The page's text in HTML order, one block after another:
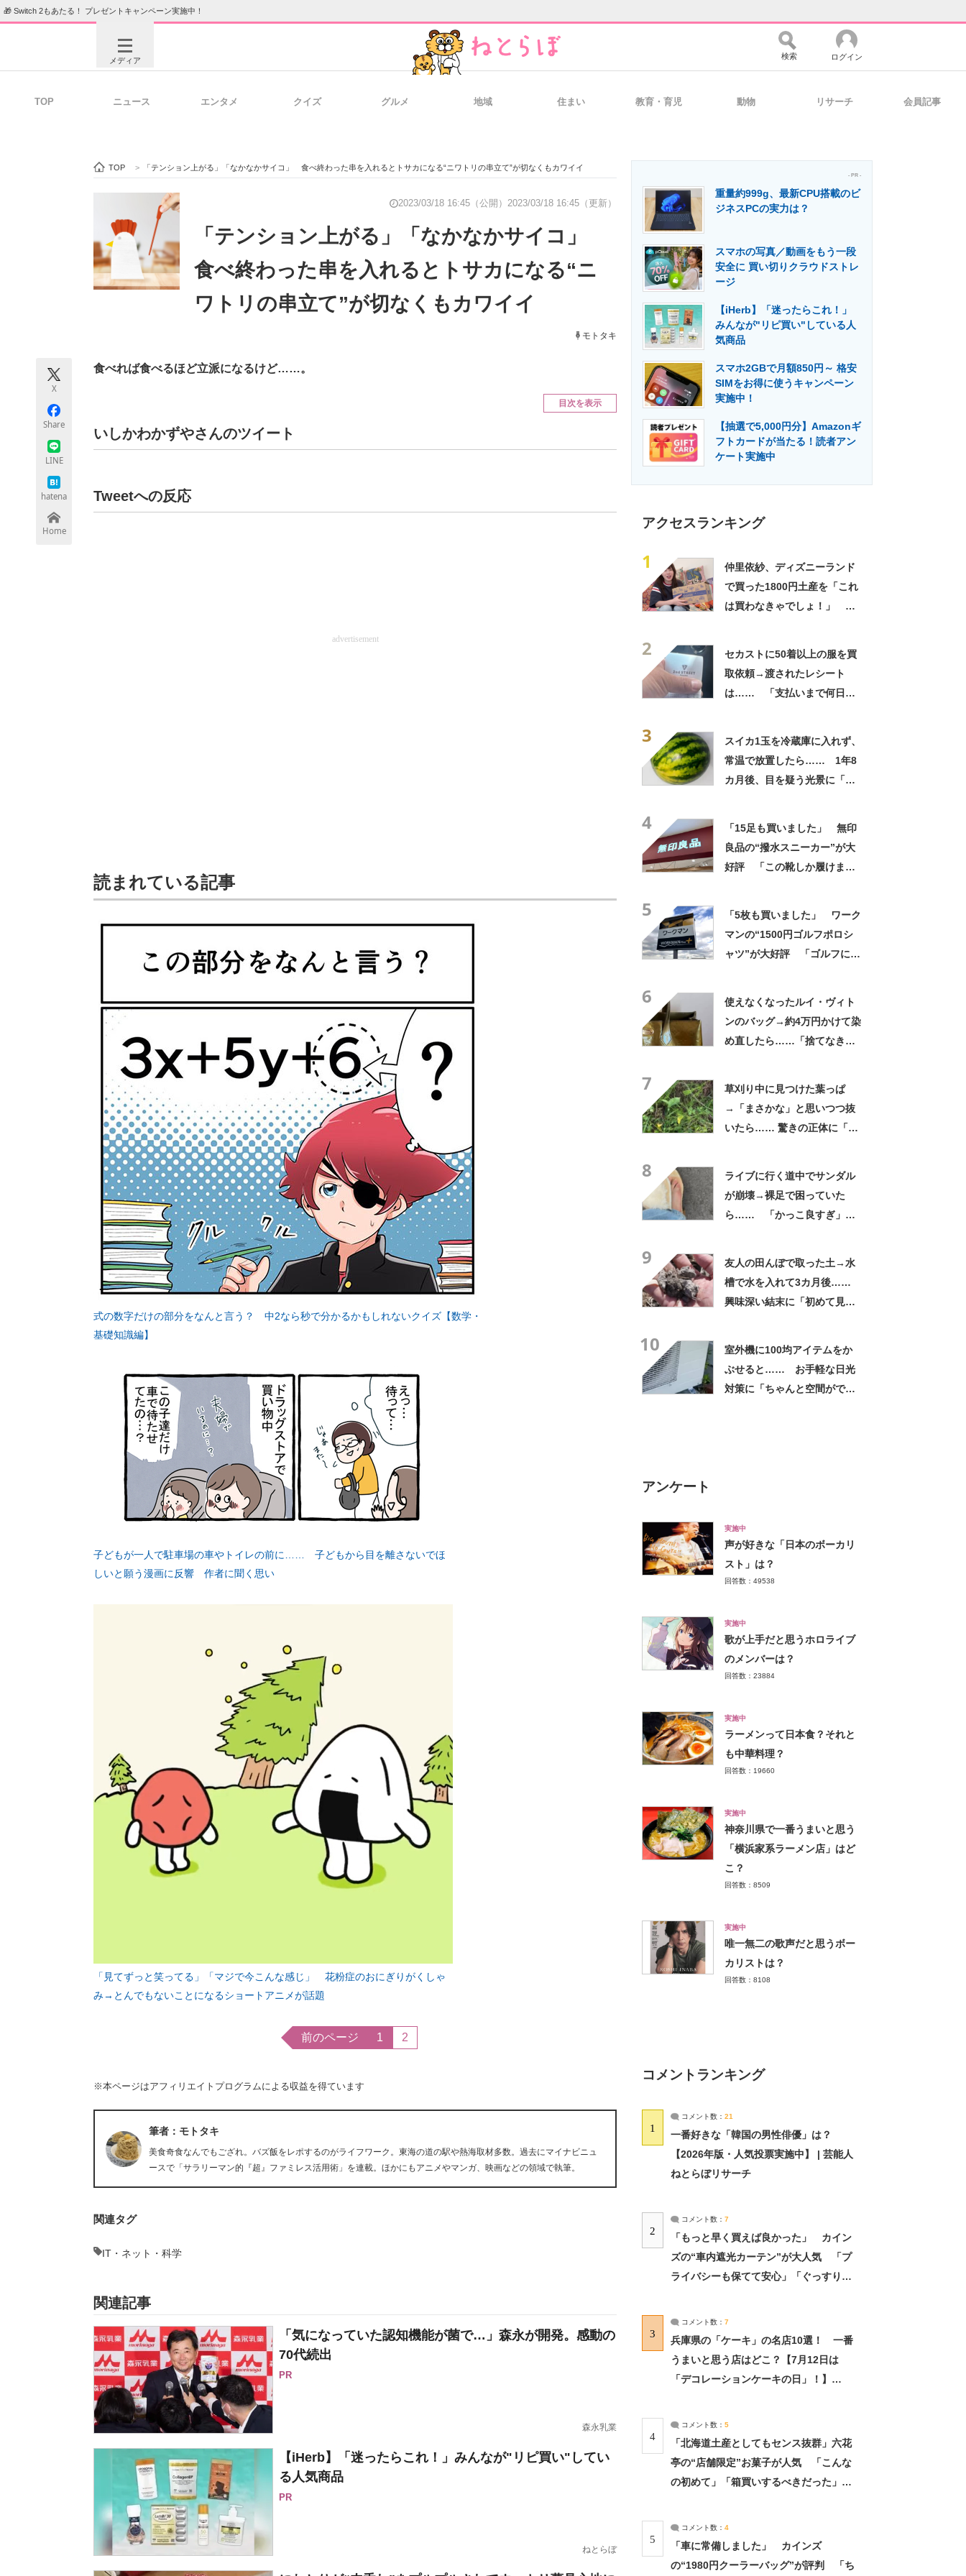
🎁 Switch 2もあたる！ プレゼントキャンペーン実施中！
メディア
ビジネスと働き方のヒント 経営リーダーのコミュニティ マーケ×ITの今がよく分かる
ITエンジニア向け専門サイト 企業向けIT製品の総合サイト IT製品の技術・比較・事例 製造業のIT導入・活用を支援
エネルギーの専門メディア 建設×テクノロジーの最前線
検索 ログイン
TOP ニュース エンタメ クイズ グルメ 地域 住まい 教育・育児 動物 リサーチ 会員記事
TOP > 「テンション上がる」「なかなかサイコ」 食べ終わった串を入れるとトサカになる“ニワトリの串立て”が切なくもカワイイ
2023/03/18 16:45（公開） 2023/03/18 16:45（更新）
「テンション上がる」「なかなかサイコ」
食べ終わった串を入れるとトサカになる“ニ
ワトリの串立て”が切なくもカワイイ
モトタキ
X
Share
LINE
hatena
Home
食べれば食べるほど立派になるけど……。
目次を表示
いしかわかずやさんのツイート
Tweetへの反応
advertisement
読まれている記事
式の数字だけの部分をなんと言う？ 中2なら秒で分かるかもしれないクイズ【数学・
基礎知識編】
子どもが一人で駐車場の車やトイレの前に…… 子どもから目を離さないでほ
しいと願う漫画に反響 作者に聞く思い
「見てずっと笑ってる」「マジで今こんな感じ」 花粉症のおにぎりがくしゃ
み→とんでもないことになるショートアニメが話題
前のページ 1 2
※本ページはアフィリエイトプログラムによる収益を得ています
筆者：モトタキ
美食奇食なんでもござれ。バズ飯をレポするのがライフワーク。東海の道の駅や熱海取材多数。過去にマイナビニュ
ースで「サラリーマン的『超』ファミレス活用術」を連載。ほかにもアニメやマンガ、映画などの領域で執筆。
関連タグ
IT・ネット・科学
関連記事
「気になっていた認知機能が菌で…」森永が開発。感動の
70代続出
PR
森永乳業
【iHerb】「迷ったらこれ！」みんなが"リピ買い"してい
る人気商品
PR
ねとらぼ
- PR -
重量約999g、最新CPU搭載のビ
ジネスPCの実力は？
スマホの写真／動画をもう一段
安全に 買い切りクラウドストレ
ージ
【iHerb】「迷ったらこれ！」
みんなが"リピ買い"している人
気商品
スマホ2GBで月額850円～ 格安
SIMをお得に使うキャンペーン
実施中！
【抽選で5,000円分】Amazonギ
フトカードが当たる！読者アン
ケート実施中
アクセスランキング
1
仲里依紗、ディズニーランド
で買った1800円土産を「これ
は買わなきゃでしょ！」
2
セカストに50着以上の服を買
取依頼→渡されたレシート
は…… 「支払いまで何日か
3
スイカ1玉を冷蔵庫に入れず、
常温で放置したら…… 1年8
カ月後、目を疑う光景に「ヤ
4
「15足も買いました」 無印
良品の“撥水スニーカー”が大
好評 「この靴しか履けませ
5
「5枚も買いました」 ワーク
マンの“1500円ゴルフポロシ
ャツ”が大好評 「ゴルフにも
6
使えなくなったルイ・ヴィト
ンのバッグ→約4万円かけて染
め直したら……「捨てなきゃ
7
草刈り中に見つけた葉っぱ
→「まさかな」と思いつつ抜
いたら…… 驚きの正体に「お
8
ライブに行く道中でサンダル
が崩壊→裸足で困っていた
ら…… 「かっこ良すぎ」ま
9
友人の田んぼで取った土→水
槽で水を入れて3カ月後……
興味深い結末に「初めて見
10
室外機に100均アイテムをか
ぶせると…… お手軽な日光
対策に「ちゃんと空間ができ
アンケート
実施中
声が好きな「日本のボーカリ
スト」は？
回答数：49538
実施中
歌が上手だと思うホロライブ
のメンバーは？
回答数：23884
実施中
ラーメンって日本食？それと
も中華料理？
回答数：19660
実施中
神奈川県で一番うまいと思う
「横浜家系ラーメン店」はど
こ？
回答数：8509
実施中
唯一無二の歌声だと思うボー
カリストは？
回答数：8108
コメントランキング
1
コメント数： 21
一番好きな「韓国の男性俳優」は？
【2026年版・人気投票実施中】 | 芸能人
ねとらぼリサーチ
2
コメント数： 7
「もっと早く買えば良かった」 カイン
ズの“車内遮光カーテン”が大人気 「プ
ライバシーも保てて安心」「ぐっすり眠
3
コメント数： 7
兵庫県の「ケーキ」の名店10選！ 一番
うまいと思う店はどこ？【7月12日は
「デコレーションケーキの日」！】
4
コメント数： 5
「北海道土産としてもセンス抜群」六花
亭の“店舗限定”お菓子が人気 「こんな
の初めて」「箱買いするべきだった」
5
コメント数： 4
「車に常備しました」 カインズ
の“1980円クーラーバッグ”が評判 「ち